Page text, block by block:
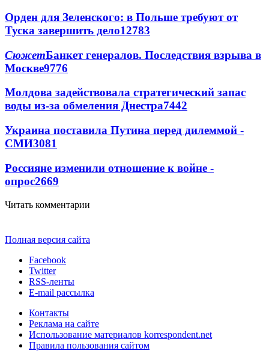
Орден для Зеленского: в Польше требуют от
Туска завершить дело12783
СюжетБанкет генералов. Последствия взрыва в
Москве9776
Молдова задействовала стратегический запас
воды из-за обмеления Днестра7442
Украина поставила Путина перед дилеммой -
СМИ3081
Россияне изменили отношение к войне -
опрос2669
Читать комментарии
Полная версия сайта
Facebook
Twitter
RSS-ленты
E-mail рассылка
Контакты
Реклама на сайте
Использование материалов korrespondent.net
Правила пользования сайтом